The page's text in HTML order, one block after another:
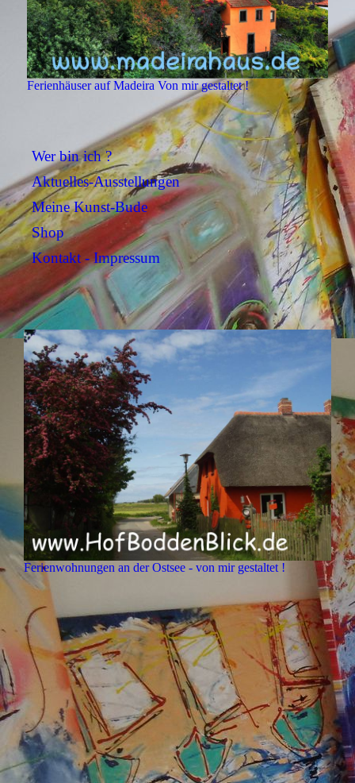
Ferienhäuser auf Madeira Von mir gestaltet !
Wer bin ich ?
Aktuelles-Ausstellungen
Meine Kunst-Bude
Shop
Kontakt - Impressum
Ferienwohnungen an der Ostsee - von mir gestaltet !